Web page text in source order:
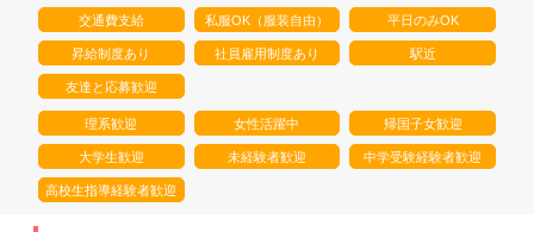
交通費支給 私服OK（服装自由） 平日のみOK
昇給制度あり 社員雇用制度あり 駅近
友達と応募歓迎
理系歓迎 女性活躍中 帰国子女歓迎
大学生歓迎 未経験者歓迎 中学受験経験者歓迎
高校生指導経験者歓迎